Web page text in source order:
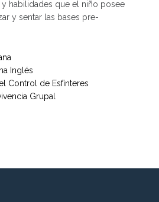
habilidades que el niño posee
y sentar las bases pre-
Inglés
Control de Esfínteres
Grupal